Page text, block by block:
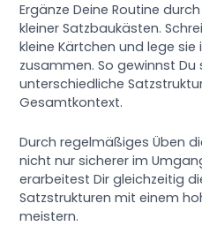
Ergänze Deine Routine
kleiner Satzbaukästen.
kleine Kärtchen und lege
zusammen. So gewinnst
unterschiedliche
Gesamtkontext.
Durch regelmäßiges Üben
nicht nur sicherer im
erarbeitest Dir gleichzeitig
Satzstrukturen mit einem
meistern.